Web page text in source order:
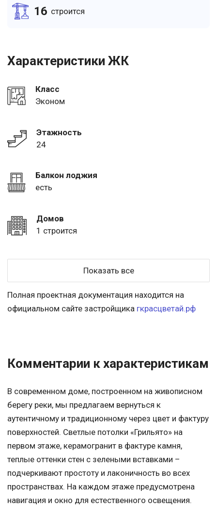
16 cтроится
Характеристики ЖК
Класс
Эконом
Этажность
24
Балкон лоджия
есть
Домов
1 строится
Показать все
Полная проектная документация находится на
официальном сайте застройщика гкрасцветай.рф
Комментарии к характеристикам
В современном доме, построенном на живописном
берегу реки, мы предлагаем вернуться к
аутентичному и традиционному через цвет и фактуру
поверхностей. Светлые потолки «Грильято» на
первом этаже, керамогранит в фактуре камня,
теплые оттенки стен с зелеными вставками –
подчеркивают простоту и лаконичность во всех
пространствах. На каждом этаже предусмотрена
навигация и окно для естественного освещения.